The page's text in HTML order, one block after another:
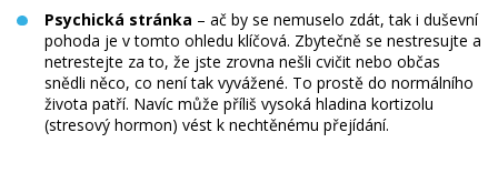
Psychická stránka – ač by se nemuselo zdát, tak i duševní
pohoda je v tomto ohledu klíčová. Zbytečně se nestresujte a
netrestejte za to, že jste zrovna nešli cvičit nebo občas
snědli něco, co není tak vyvážené. To prostě do normálního
života patří. Navíc může příliš vysoká hladina kortizolu
(stresový hormon) vést k nechtěnému přejídání.